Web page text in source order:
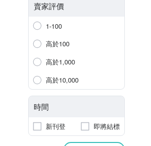
賣家評價
1-100
高於100
高於1,000
高於10,000
時間
新刊登 即將結標